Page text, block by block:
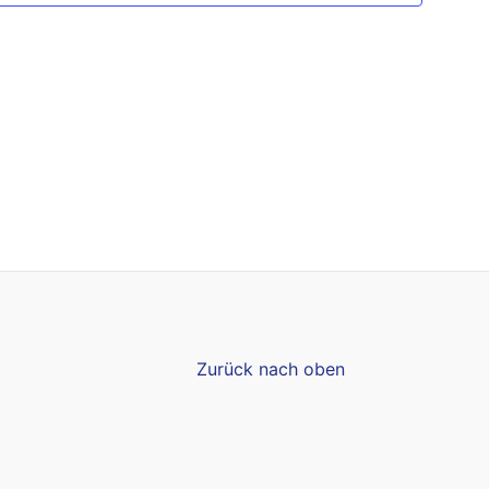
Zurück nach oben